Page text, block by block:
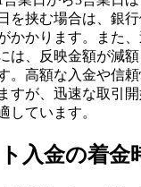
を挟む場合は、銀
かかります。また
は、反映金額が減
。高額な入金や信
すが、迅速な取引
しています。
入金の着金